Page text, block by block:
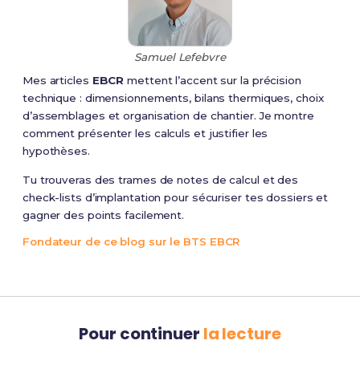
Samuel Lefebvre
Mes articles EBCR mettent l’accent sur la précision
technique : dimensionnements, bilans thermiques, choix
d’assemblages et organisation de chantier. Je montre
comment présenter les calculs et justifier les
hypothèses.
Tu trouveras des trames de notes de calcul et des
check-lists d’implantation pour sécuriser tes dossiers et
gagner des points facilement.
Fondateur de ce blog sur le BTS EBCR
Pour continuer la lecture